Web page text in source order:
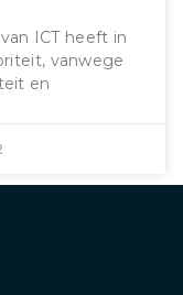
ICT heeft in
vanwege
en